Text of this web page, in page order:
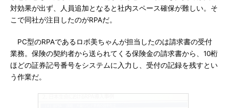
対効果が出ず、人員追加となると社内スペース確保が難しい。そ
こで同社が注目したのがRPAだ。
PC型のRPAであるロボ美ちゃんが担当したのは請求書の受付
業務。保険の契約者から送られてくる保険金の請求書から、10桁
ほどの証券記号番号をシステムに入力し、受付の記録を残すとい
う作業だ。